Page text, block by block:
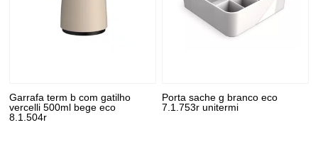
Garrafa term b com gatilho
vercelli 500ml bege eco
8.1.504r
Porta sache g branco eco
7.1.753r unitermi